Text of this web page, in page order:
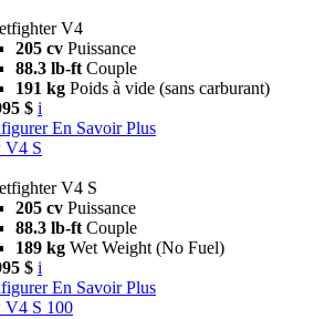
V4
205 cv Puissance
88.3 lb-ft Couple
191 kg Poids à vide (sans carburant)
$ i
En Savoir Plus
V4 S
V4 S
205 cv Puissance
88.3 lb-ft Couple
189 kg Wet Weight (No Fuel)
$ i
En Savoir Plus
V4 S 100